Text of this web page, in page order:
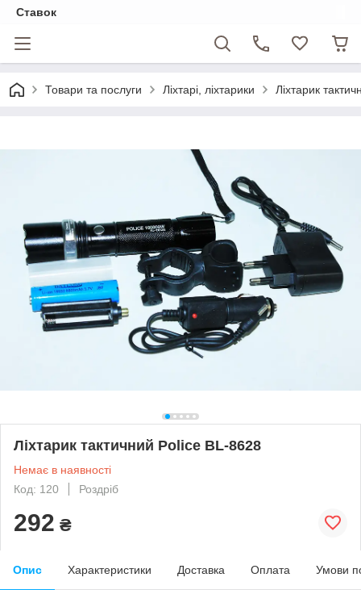
Ставок
Товари та послуги Ліхтарі, ліхтарики Ліхтарик
Ліхтарик тактичний Police BL-8628
Немає в наявності
Код: 120
Роздріб
292 ₴
Опис Характеристики Доставка Оплата Умови